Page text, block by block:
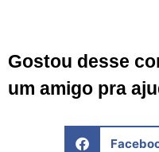
Gostou desse
um amigo pra